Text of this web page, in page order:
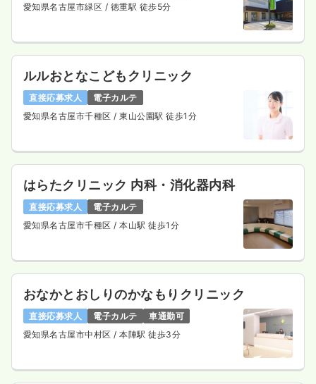
愛知県名古屋市緑区 / 徳重駅 徒歩5分
ルルおとなこどもクリニック
直接応募求人
電子カルテ
愛知県名古屋市千種区 / 東山公園駅 徒歩1分
はらたクリニック 内科・消化器内科
直接応募求人
電子カルテ
愛知県名古屋市千種区 / 本山駅 徒歩1分
おなかとおしりのかなもりクリニック
直接応募求人 電子カルテ
車通勤可
愛知県名古屋市中村区 / 本陣駅 徒歩3分